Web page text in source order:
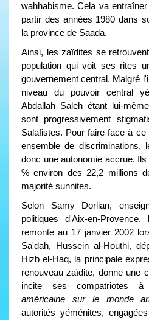
wahhabisme. Cela va
partir des années 1980 dans
la province de Saada.
Ainsi, les zaïdites se
population qui voit ses rites
gouvernement central. Malgré
niveau du pouvoir central
Abdallah Saleh étant lui-
sont progressivement
Salafistes. Pour faire face à
ensemble de discriminations,
donc une autonomie accrue.
% environ des 22,2 millions
majorité sunnites.
Selon Samy Dorlian,
politiques d'Aix-en-
remonte au 17 janvier 2002
Sa'dah, Hussein al-Houthi,
Hizb el-Haq, la principale
renouveau zaïdite, donne une
incite ses compatriotes à
américaine sur le monde
autorités yéménites,